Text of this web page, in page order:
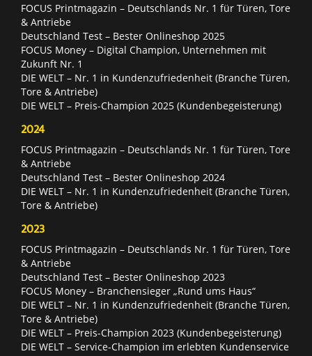
FOCUS Printmagazin – Deutschlands Nr. 1 für Türen, Tore
& Antriebe
Deutschland Test – Bester Onlineshop 2025
FOCUS Money – Digital Champion, Unternehmen mit
Zukunft Nr. 1
DIE WELT – Nr. 1 in Kundenzufriedenheit (Branche Türen,
Tore & Antriebe)
DIE WELT – Preis-Champion 2025 (Kundenbegeisterung)
2024
FOCUS Printmagazin – Deutschlands Nr. 1 für Türen, Tore
& Antriebe
Deutschland Test – Bester Onlineshop 2024
DIE WELT – Nr. 1 in Kundenzufriedenheit (Branche Türen,
Tore & Antriebe)
2023
FOCUS Printmagazin – Deutschlands Nr. 1 für Türen, Tore
& Antriebe
Deutschland Test – Bester Onlineshop 2023
FOCUS Money – Branchensieger „Rund ums Haus“
DIE WELT – Nr. 1 in Kundenzufriedenheit (Branche Türen,
Tore & Antriebe)
DIE WELT – Preis-Champion 2023 (Kundenbegeisterung)
DIE WELT – Service-Champion im erlebten Kundenservice